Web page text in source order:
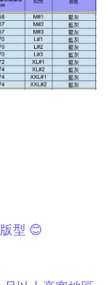
型 😊